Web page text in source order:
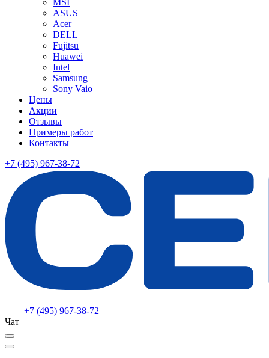
MSI
ASUS
Acer
DELL
Fujitsu
Huawei
Intel
Samsung
Sony Vaio
Цены
Акции
Отзывы
Примеры работ
Контакты
+7 (495) 967-38-72
+7 (495) 967-38-72
Чат